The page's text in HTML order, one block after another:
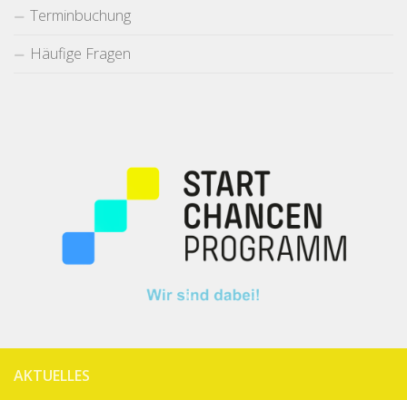
Terminbuchung
Häufige Fragen
AKTUELLES